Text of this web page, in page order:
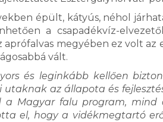
épült, kátyús, néhol
a csapadékvíz-
megyében ez volt az
vált.
és leginkább kellően
az állapota és
Magyar falu program, mind
el, hogy a vidékmegtartó